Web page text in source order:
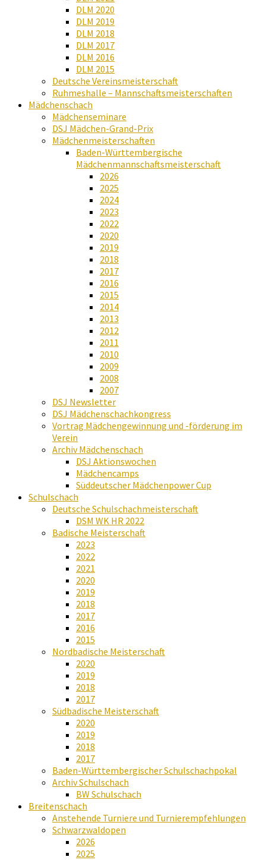
DLM 2020
DLM 2019
DLM 2018
DLM 2017
DLM 2016
DLM 2015
Deutsche Vereinsmeisterschaft
Ruhmeshalle – Mannschaftsmeisterschaften
Mädchenschach
Mädchenseminare
DSJ Mädchen-Grand-Prix
Mädchenmeisterschaften
Baden-Württembergische
Mädchenmannschaftsmeisterschaft
2026
2025
2024
2023
2022
2020
2019
2018
2017
2016
2015
2014
2013
2012
2011
2010
2009
2008
2007
DSJ Newsletter
DSJ Mädchenschachkongress
Vortrag Mädchengewinnung und -förderung im
Verein
Archiv Mädchenschach
DSJ Aktionswochen
Mädchencamps
Süddeutscher Mädchenpower Cup
Schulschach
Deutsche Schulschachmeisterschaft
DSM WK HR 2022
Badische Meisterschaft
2023
2022
2021
2020
2019
2018
2017
2016
2015
Nordbadische Meisterschaft
2020
2019
2018
2017
Südbadische Meisterschaft
2020
2019
2018
2017
Baden-Württembergischer Schulschachpokal
Archiv Schulschach
BW Schulschach
Breitenschach
Anstehende Turniere und Turnierempfehlungen
Schwarzwaldopen
2026
2025